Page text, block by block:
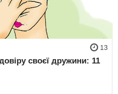
13
своєї дружини: 11